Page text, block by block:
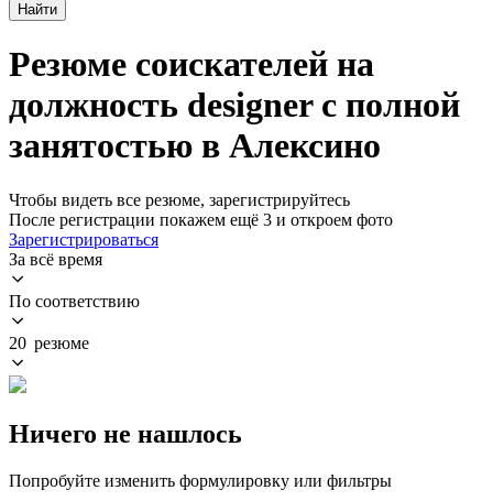
Найти
Резюме соискателей на
должность designer с полной
занятостью в Алексино
Чтобы видеть все резюме, зарегистрируйтесь
После регистрации покажем ещё 3 и откроем фото
Зарегистрироваться
За всё время
По соответствию
20 резюме
Ничего не нашлось
Попробуйте изменить формулировку или фильтры